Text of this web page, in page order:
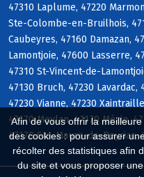
Afin de vous offrir la
des cookies : pour assurer
récolter des statistiques afin
du site et vous proposer
47310 Laplume, 47220
Ste-Colombe-en-Bruilhois,
Caubeyres, 47160 Damazan,
Lamontjoie, 47600 Lasserre,
47310 St-Vincent-de-
47130 Bruch, 47230
47230 Vianne, 47230
47170 Meylan, 47170 Mézin,
47170 Ste-Maure-de-Peyriac,